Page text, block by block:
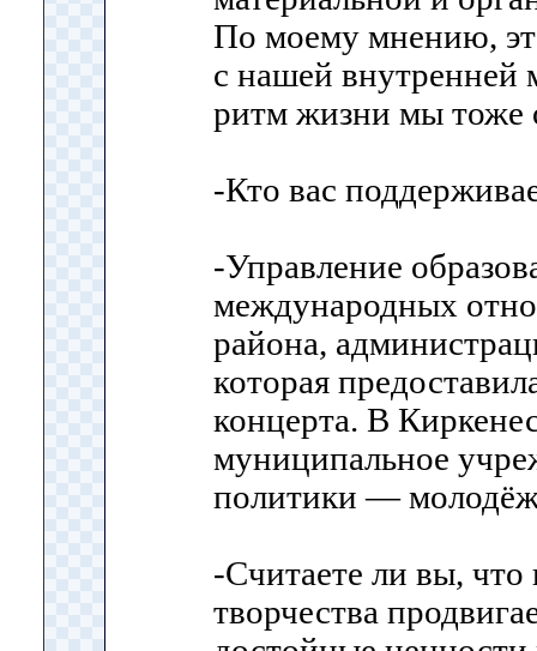
По моему мнению,
с нашей внутренней
ритм жизни мы
-Кто вас
-Управление
международных
района,
которая
концерта. В
муниципальное
политики —
-Считаете ли вы, что
творчества